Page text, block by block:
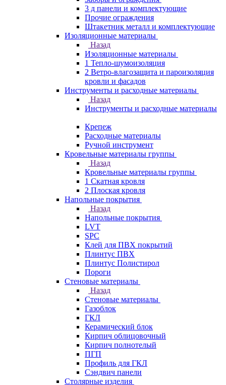
3 д панели и комплектующие
Прочие ограждения
Штакетник металл и комплектующие
Изоляционные материалы
Назад
Изоляционные материалы
1 Тепло-шумоизоляция
2 Ветро-влагозащита и пароизоляция
кровли и фасадов
Инструменты и расходные материалы
Назад
Инструменты и расходные материалы
Крепеж
Расходные материалы
Ручной инструмент
Кровельные материалы группы
Назад
Кровельные материалы группы
1 Скатная кровля
2 Плоская кровля
Напольные покрытия
Назад
Напольные покрытия
LVT
SPC
Клей для ПВХ покрытий
Плинтус ПВХ
Плинтус Полистирол
Пороги
Стеновые материалы
Назад
Стеновые материалы
Газоблок
ГКЛ
Керамический блок
Кирпич облицовочный
Кирпич полнотелый
ПГП
Профиль для ГКЛ
Сэндвич панели
Столярные изделия